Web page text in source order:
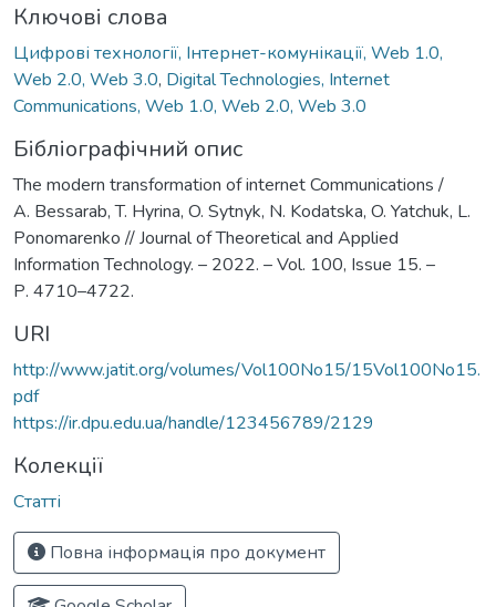
Ключові слова
Цифрові технології, Інтернет-комунікації, Web 1.0,
Web 2.0, Web 3.0, Digital Technologies, Internet
Communications, Web 1.0, Web 2.0, Web 3.0
Бібліографічний опис
The modern transformation of internet Communications /
A. Bessarab, T. Hyrina, O. Sytnyk, N. Kodatska, O. Yatchuk, L.
Ponomarenko // Journal of Theoretical and Applied
Information Technology. – 2022. – Vol. 100, Issue 15. –
Р. 4710–4722.
URI
http://www.jatit.org/volumes/Vol100No15/15Vol100No15.
pdf
https://ir.dpu.edu.ua/handle/123456789/2129
Колекції
Статті
Повна інформація про документ